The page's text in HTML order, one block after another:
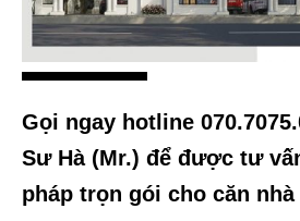
Gọi ngay hotline
Sư Hà (Mr.) để được tư
pháp trọn gói cho căn nhà